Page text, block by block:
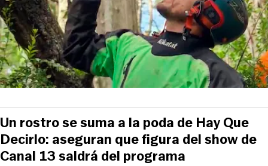
Un rostro se suma a la poda de Hay Que
Decirlo: aseguran que figura del show de
Canal 13 saldrá del programa